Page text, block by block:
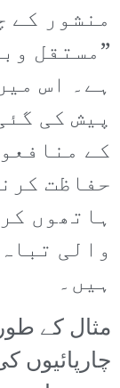
منشور کے
”مستقل
ہے۔ اس
پیش کی
کے
حفاظت
ہاتھوں
والی
ہیں۔
مثال کے
چارپائیوں